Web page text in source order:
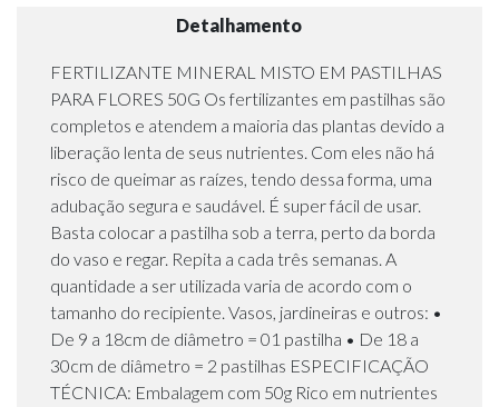
Detalhamento
FERTILIZANTE MINERAL MISTO EM PASTILHAS
PARA FLORES 50G Os fertilizantes em pastilhas são
completos e atendem a maioria das plantas devido a
liberação lenta de seus nutrientes. Com eles não há
risco de queimar as raízes, tendo dessa forma, uma
adubação segura e saudável. É super fácil de usar.
Basta colocar a pastilha sob a terra, perto da borda
do vaso e regar. Repita a cada três semanas. A
quantidade a ser utilizada varia de acordo com o
tamanho do recipiente. Vasos, jardineiras e outros: •
De 9 a 18cm de diâmetro = 01 pastilha • De 18 a
30cm de diâmetro = 2 pastilhas ESPECIFICAÇÃO
TÉCNICA: Embalagem com 50g Rico em nutrientes